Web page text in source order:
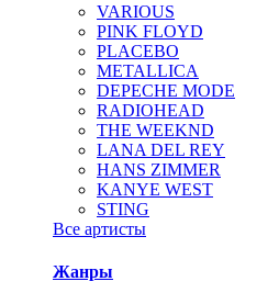
VARIOUS
PINK FLOYD
PLACEBO
METALLICA
DEPECHE MODE
RADIOHEAD
THE WEEKND
LANA DEL REY
HANS ZIMMER
KANYE WEST
STING
Все артисты
Жанры